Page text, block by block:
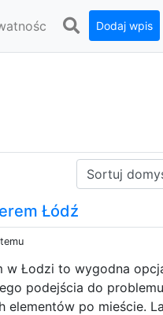
Dodaj wpis
Sortuj:
Łódź
w Łodzi to wygodna
podejścia do
elementów po mieście.